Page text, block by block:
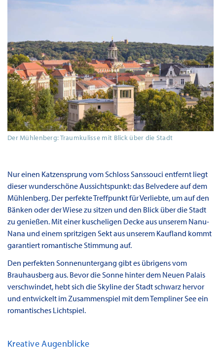
Der Mühlenberg: Traumkulisse mit Blick über die Stadt
Nur einen Katzensprung vom Schloss Sanssouci entfernt liegt
dieser wunderschöne Aussichtspunkt: das Belvedere auf dem
Mühlenberg. Der perfekte Treffpunkt für Verliebte, um auf den
Bänken oder der Wiese zu sitzen und den Blick über die Stadt
zu genießen. Mit einer kuscheligen Decke aus unserem Nanu-
Nana und einem spritzigen Sekt aus unserem Kaufland kommt
garantiert romantische Stimmung auf.
Den perfekten Sonnenuntergang gibt es übrigens vom
Brauhausberg aus. Bevor die Sonne hinter dem Neuen Palais
verschwindet, hebt sich die Skyline der Stadt schwarz hervor
und entwickelt im Zusammenspiel mit dem Templiner See ein
romantisches Lichtspiel.
Kreative Augenblicke